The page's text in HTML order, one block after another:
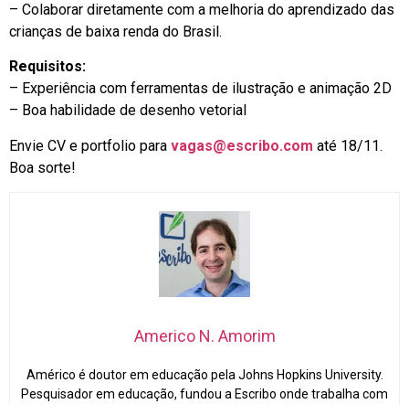
– Colaborar diretamente com a melhoria do aprendizado das
crianças de baixa renda do Brasil.
Requisitos:
– Experiência com ferramentas de ilustração e animação 2D
– Boa habilidade de desenho vetorial
Envie CV e portfolio para vagas@escribo.com até 18/11.
Boa sorte!
Americo N. Amorim
Américo é doutor em educação pela Johns Hopkins University.
Pesquisador em educação, fundou a Escribo onde trabalha com